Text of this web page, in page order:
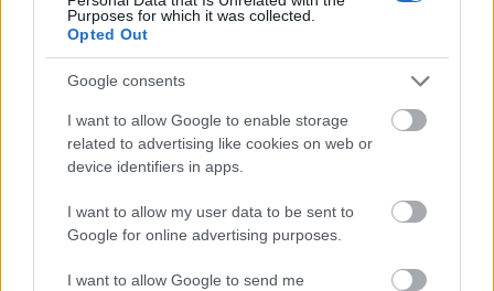
Purposes for which it was collected.
Opted Out
Google consents
I want to allow Google to enable storage
related to advertising like cookies on web or
device identifiers in apps.
I want to allow my user data to be sent to
Google for online advertising purposes.
I want to allow Google to send me
ΡΟΗ ΕΙΔΗΣΕΩΝ
20:24
Φιστίκια: 6 οφέλη για καρδιά, έντερο και
σάκχαρο – Τι δείχνουν οι μελέτες
«Ας αναπαυτεί εν ειρήνη», Ρεάλ, Μπαρτσελόνα
και Ομοσπονδία Αργεντινής για τον χαμό του
πατέρα του Μέσι
Οι πνιγμοί είναι συνήθως «βουβοί»: Η
διασώστρια Δήμητρα Παναγιωτοπούλου για τις
εμπειρίες και το απαιτητικό της επάγγελμα